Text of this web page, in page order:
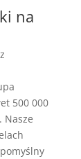
na
500 000
Nasze